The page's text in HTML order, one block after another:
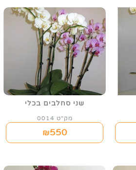
שני סחלבים בכלי
מק"ט 0014
₪550